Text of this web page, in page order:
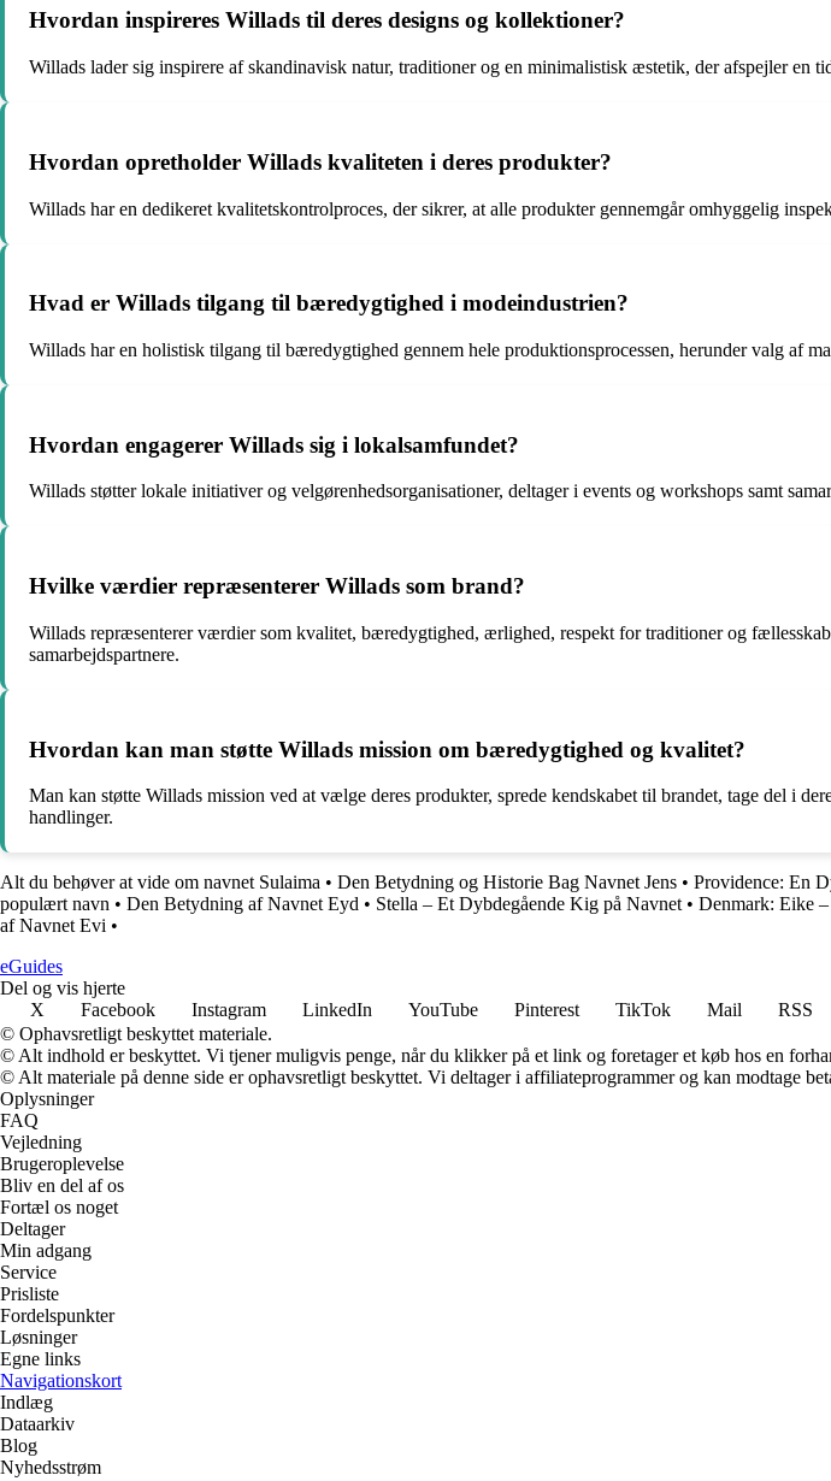
Hvordan inspireres Willads til deres designs og kollektioner?
Willads lader sig inspirere af skandinavisk natur, traditioner og en minimalistisk æstetik, der afspejler en
Hvordan opretholder Willads kvaliteten i deres produkter?
Willads har en dedikeret kvalitetskontrolproces, der sikrer, at alle produkter gennemgår omhyggelig
Hvad er Willads tilgang til bæredygtighed i modeindustrien?
Willads har en holistisk tilgang til bæredygtighed gennem hele produktionsprocessen, herunder valg af
Hvordan engagerer Willads sig i lokalsamfundet?
Willads støtter lokale initiativer og velgørenhedsorganisationer, deltager i events og workshops samt
Hvilke værdier repræsenterer Willads som brand?
Willads repræsenterer værdier som kvalitet, bæredygtighed, ærlighed, respekt for traditioner og
samarbejdspartnere.
Hvordan kan man støtte Willads mission om bæredygtighed og kvalitet?
Man kan støtte Willads mission ved at vælge deres produkter, sprede kendskabet til brandet, tage del i
handlinger.
Alt du behøver at vide om navnet Sulaima • Den Betydning og Historie Bag Navnet Jens • Providence: En
populært navn • Den Betydning af Navnet Eyd • Stella – Et Dybdegående Kig på Navnet • Denmark: Eike
af Navnet Evi •
eGuides
Del og vis hjerte
X
Facebook Instagram LinkedIn YouTube Pinterest TikTok Mail
RSS
© Ophavsretligt beskyttet materiale.
© Alt indhold er beskyttet. Vi tjener muligvis penge, når du klikker på et link og foretager et køb hos en
© Alt materiale på denne side er ophavsretligt beskyttet. Vi deltager i affiliateprogrammer og kan modtage
Oplysninger
FAQ
Vejledning
Brugeroplevelse
Bliv en del af os
Fortæl os noget
Deltager
Min adgang
Service
Prisliste
Fordelspunkter
Løsninger
Egne links
Navigationskort
Indlæg
Dataarkiv
Blog
Nyhedsstrøm